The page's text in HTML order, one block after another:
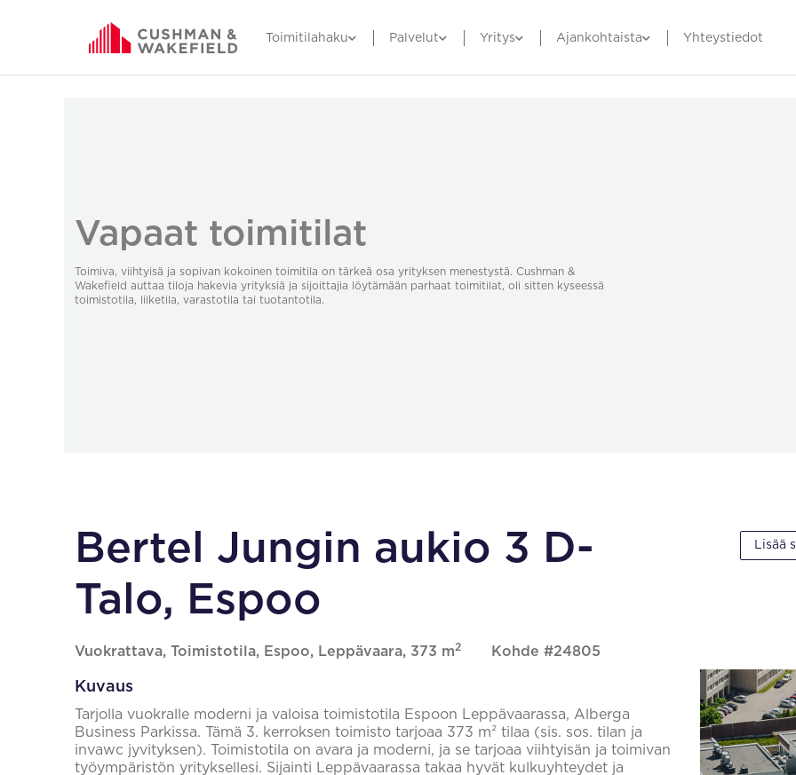
Toimitilahaku Palvelut Yritys Ajankohtaista Yhteystiedot
Vapaat toimitilat
Toimiva, viihtyisä ja sopivan kokoinen toimitila on tärkeä osa yrityksen menestystä. Cushman &
Wakefield auttaa tiloja hakevia yrityksiä ja sijoittajia löytämään parhaat toimitilat, oli sitten kyseessä
toimistotila, liiketila, varastotila tai tuotantotila.
Bertel Jungin aukio 3 D-
Talo, Espoo
Vuokrattava, Toimistotila, Espoo, Leppävaara, 373 m2 Kohde #24805
Lisää
Kuvaus
Tarjolla vuokralle moderni ja valoisa toimistotila Espoon Leppävaarassa, Alberga
Business Parkissa. Tämä 3. kerroksen toimisto tarjoaa 373 m² tilaa (sis. sos. tilan ja
invawc jyvityksen). Toimistotila on avara ja moderni, ja se tarjoaa viihtyisän ja toimivan
työympäristön yrityksellesi. Sijainti Leppävaarassa takaa hyvät kulkuyhteydet ja